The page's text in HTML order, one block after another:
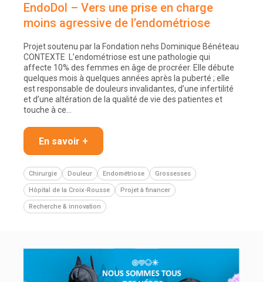
EndoDol – Vers une prise en charge
moins agressive de l’endométriose
Projet soutenu par la Fondation nehs Dominique Bénéteau
CONTEXTE L’endométriose est une pathologie qui
affecte 10% des femmes en âge de procréer. Elle débute
quelques mois à quelques années après la puberté ; elle
est responsable de douleurs invalidantes, d’une infertilité
et d’une altération de la qualité de vie des patientes et
touche à ce…
En savoir +
Chirurgie Douleur Endométriose Grossesses
Hôpital de la Croix-Rousse Projet à financer
Recherche & innovation